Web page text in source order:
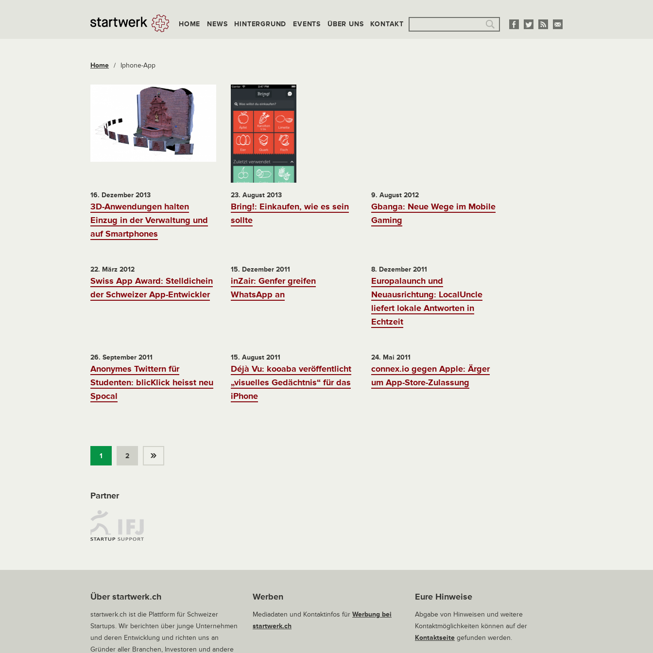
HOME NEWS HINTERGRUND EVENTS ÜBER UNS KONTAKT
Home / Iphone-App
16. Dezember 2013
3D-Anwendungen halten
Einzug in der Verwaltung und
auf Smartphones
23. August 2013
Bring!: Einkaufen, wie es sein
sollte
9. August 2012
Gbanga: Neue Wege im Mobile
Gaming
22. März 2012
Swiss App Award: Stelldichein
der Schweizer App-Entwickler
15. Dezember 2011
inZair: Genfer greifen
WhatsApp an
8. Dezember 2011
Europalaunch und
Neuausrichtung: LocalUncle
liefert lokale Antworten in
Echtzeit
26. September 2011
Anonymes Twittern für
Studenten: blicKlick heisst neu
Spocal
15. August 2011
Déjà Vu: kooaba veröffentlicht
„visuelles Gedächtnis“ für das
iPhone
24. Mai 2011
connex.io gegen Apple: Ärger
um App-Store-Zulassung
1 2 »
Partner
Über startwerk.ch
startwerk.ch ist die Plattform für Schweizer
Startups. Wir berichten über junge Unternehmen
und deren Entwicklung und richten uns an
Gründer aller Branchen, Investoren und andere
Werben
Mediadaten und Kontaktinfos für Werbung bei
startwerk.ch
Eure Hinweise
Abgabe von Hinweisen und weitere
Kontaktmöglichkeiten können auf der
Kontaktseitegefunden werden.